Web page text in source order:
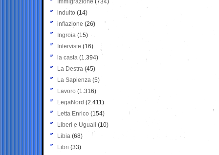
Immigrazione (734)
indulto (14)
inflazione (26)
Ingroia (15)
Interviste (16)
la casta (1.394)
La Destra (45)
La Sapienza (5)
Lavoro (1.316)
LegaNord (2.411)
Letta Enrico (154)
Liberi e Uguali (10)
Libia (68)
Libri (33)